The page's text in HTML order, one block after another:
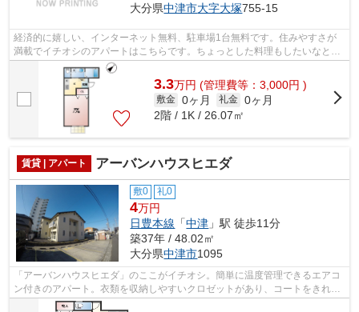
大分県中津市大字大塚755-15
経済的に嬉しい、インターネット無料、駐車場1台無料です。住みやすさが
満載でイチオシのアパートはこちらです。ちょっとした料理もしたいなとい
う方にオススメな一口コンロ付き物件。...
3.3万円 (管理費等：3,000円 )
敷金 0ヶ月 礼金 0ヶ月
2階 / 1K / 26.07㎡
賃貸 | アパート アーバンハウスヒエダ
敷0 礼0
4万円
日豊本線 「中津 」駅 徒歩11分
築37年 / 48.02㎡
大分県中津市1095
「アーバンハウスヒエダ」のここがイチオシ。簡単に温度管理できるエアコ
ン付きのアパート。衣類を収納しやすいクロゼットがあり、コートをきれい
に収められます。車を2台まで停められ...